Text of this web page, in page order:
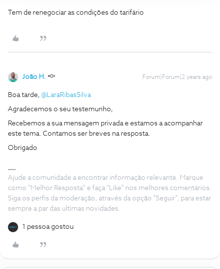
Tem de renegociar as condições do tarifário
João H. Forum|Forum|2 years ago
Boa tarde, @LaraRibasSilva
Agradecemos o seu testemunho,
Recebemos a sua mensagem privada e estamos a acompanhar
este tema. Contamos ser breves na resposta.
Obrigado
Ajude a comunidade a encontrar informação relevante. Marque
como "Melhor Resposta" e faça "Like" nos melhores comentários.
Siga os perfis da moderação, através da opção "Seguir", para estar
sempre a par das ultimas novidades.
1 pessoa gostou